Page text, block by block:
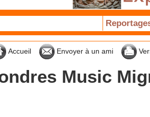
Accueil Envoyer à un ami
Music